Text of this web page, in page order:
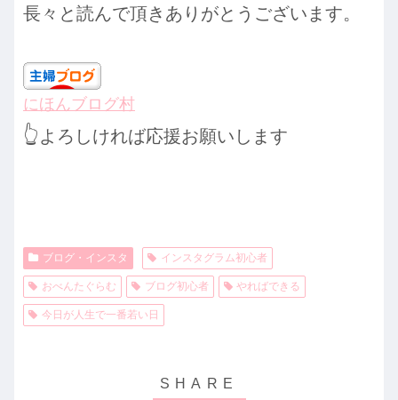
長々と読んで頂きありがとうございます。
にほんブログ村
👆 よろしければ応援お願いします
ブログ・インスタ インスタグラム初心者
おべんたぐらむ ブログ初心者 やればできる
今日が人生で一番若い日